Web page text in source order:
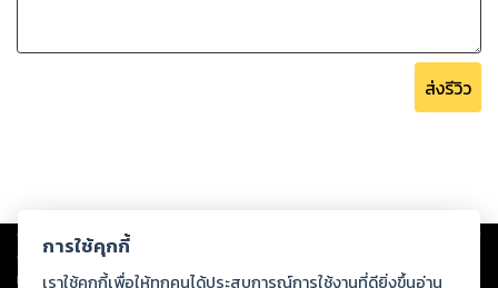
รสชาติ ประเพณี และคุณค่าที่เกี่ยวข้องกับอาหารญี่ปุ่น ผู้อ่านจะ
รู้สึกซาบซึ้งมากขึ้นต่อวัฒนธรรมของประเทศและความ สัมพันธ์กับ
ส่งรีวิว
Copyright © 2026
ต่อผลงานหรือเนื้อหาใดที่อัปโหลดผ่านเว็บไซต์และปรากฏว่าละเมิดสิทธิใน
ทรัพย์สินทางปัญญาของบุคคลอื่นหรือขัดต่อกฎหมายและศีลธรรม ดังนั้น ผู้อ่าน
การใช้คุกกี้
เราใช้คุกกี้เพื่อให้ทุกคนได้ประสบการณ์การใช้งานที่ดียิ่งขึ้นอ่าน